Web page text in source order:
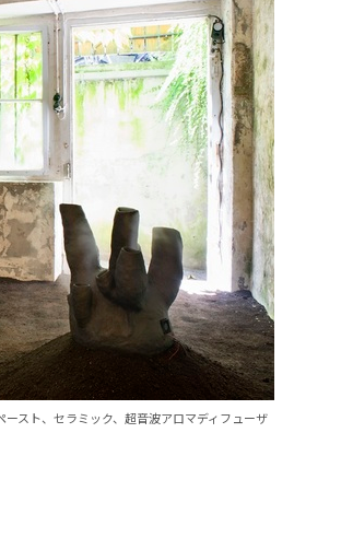
スト、セラミック、超音波アロマディフューザ